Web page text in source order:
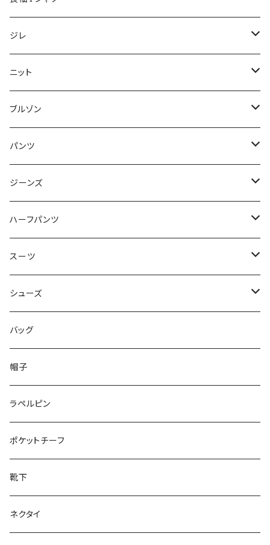
50/XL～
48/L
50/XL～
46/M
48/L
50/XL～
～44/S
46/M
48/L
50/XL～
ジレ
～44/S
46/M
48/L
50/XL～
ニット
～44/S
46/M
48/L
50/XL～
ブルゾン
～44/S
46/M
48/L
50/XL～
パンツ
～44/S
46/M
48/L
50/XL～
ジーンズ
～44/S
46/M
48/L
50/XL～
ハーフパンツ
～44/S
46/M
48/L
50/XL～
スーツ
～44/S
46/M
48/L
50/XL～
シューズ
～25.5cm
26cm～
27cm～
28cm～
バッグ
帽子
ラペルピン
ポケットチーフ
靴下
ネクタイ